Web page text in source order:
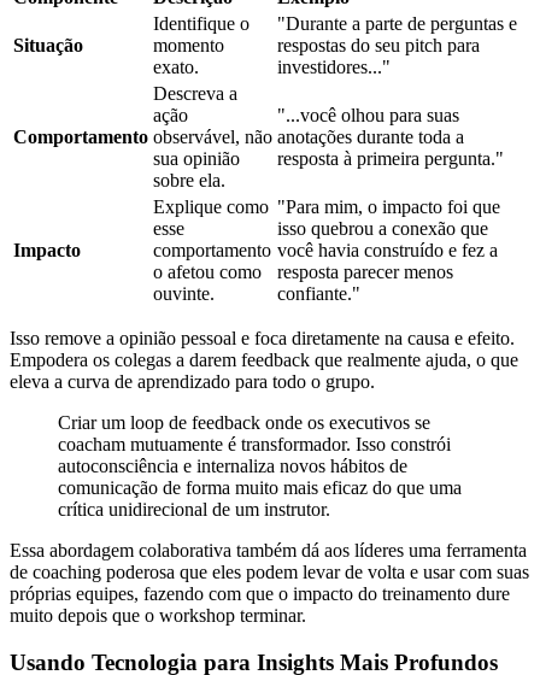
Situação
Identifique o
momento
exato.
"Durante a parte de perguntas e
respostas do seu pitch para
investidores..."
Comportamento
Descreva a
ação
observável, não
sua opinião
sobre ela.
"...você olhou para suas
anotações durante toda a
resposta à primeira pergunta."
Impacto
Explique como
esse
comportamento
o afetou como
ouvinte.
"Para mim, o impacto foi que
isso quebrou a conexão que
você havia construído e fez a
resposta parecer menos
confiante."
Isso remove a opinião pessoal e foca diretamente na causa e efeito.
Empodera os colegas a darem feedback que realmente ajuda, o que
eleva a curva de aprendizado para todo o grupo.
Criar um loop de feedback onde os executivos se
coacham mutuamente é transformador. Isso constrói
autoconsciência e internaliza novos hábitos de
comunicação de forma muito mais eficaz do que uma
crítica unidirecional de um instrutor.
Essa abordagem colaborativa também dá aos líderes uma ferramenta
de coaching poderosa que eles podem levar de volta e usar com suas
próprias equipes, fazendo com que o impacto do treinamento dure
muito depois que o workshop terminar.
Usando Tecnologia para Insights Mais Profundos